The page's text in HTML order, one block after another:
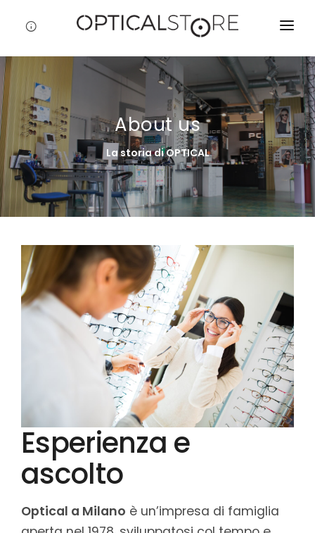
CHI SIAMO
STORE POLICE
PROFESSIONALE
FASHION & BRAND
MARCHI
CONTATTI
About us
La storia di OPTICAL
Esperienza e
ascolto
Optical a Milano è un’impresa di famiglia